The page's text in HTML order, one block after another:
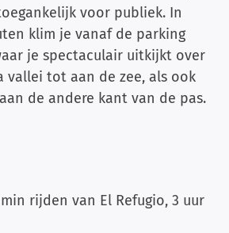
voor publiek. In
klim je vanaf de parking
je spectaculair uitkijkt over
vallei tot aan de zee, als ook
de andere kant van de pas.
rijden van El Refugio, 3 uur